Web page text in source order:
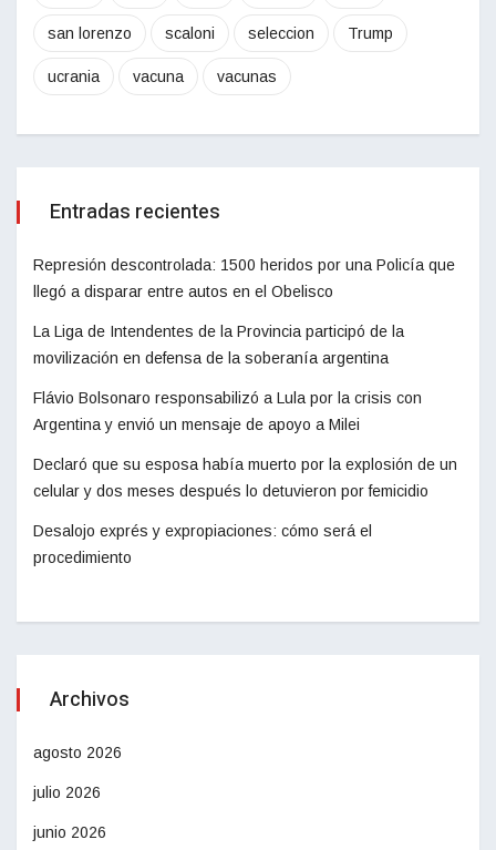
san lorenzo scaloni seleccion Trump
ucrania vacuna vacunas
Entradas recientes
Represión descontrolada: 1500 heridos por una Policía que
llegó a disparar entre autos en el Obelisco
La Liga de Intendentes de la Provincia participó de la
movilización en defensa de la soberanía argentina
Flávio Bolsonaro responsabilizó a Lula por la crisis con
Argentina y envió un mensaje de apoyo a Milei
Declaró que su esposa había muerto por la explosión de un
celular y dos meses después lo detuvieron por femicidio
Desalojo exprés y expropiaciones: cómo será el
procedimiento
Archivos
agosto 2026
julio 2026
junio 2026